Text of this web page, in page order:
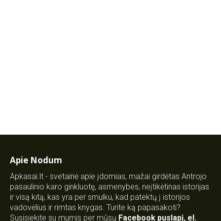
Apie Nodum
Apkasai.lt - svetainė apie įdomias, mažai girdėtas Antrojo
pasaulinio karo ginkluotę, asmenybes, neįtikėtinas istorijas
ir visą kitą, kas yra per smulku, kad patektų į istorijos
vadovėlius ir rimtas knygas. Turite ką papasakoti?
Susisiekite su mumis per mūsų Facebook puslapį, el.